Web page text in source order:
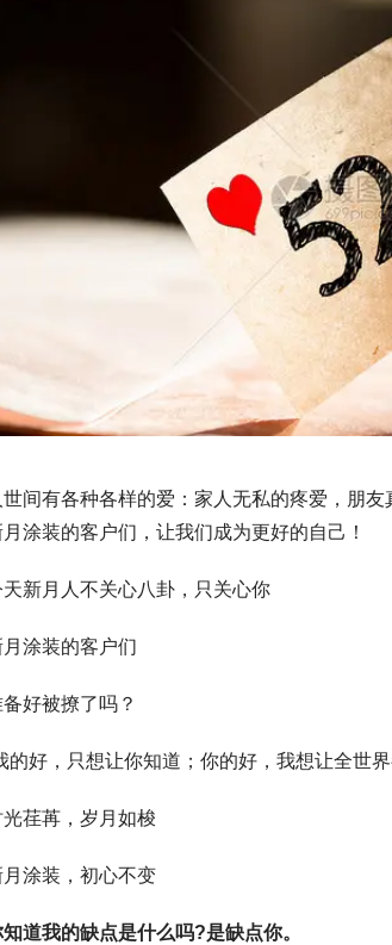
世间有各种各样的爱：家人无私的疼爱，朋
月涂装的客户们，让我们成为更好的自己！
天新月人不关心八卦，只关心你
月涂装的客户们
好被撩了吗？
的好，只想让你知道；你的好，我想让全世
光荏苒，岁月如梭
月涂装，初心不变
道我的缺点是什么吗?是缺点你。